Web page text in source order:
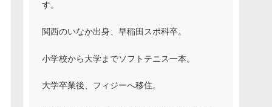
す。
関西のいなか出身、早稲田スポ科卒。
小学校から大学までソフトテニス一本。
大学卒業後、フィジーへ移住。